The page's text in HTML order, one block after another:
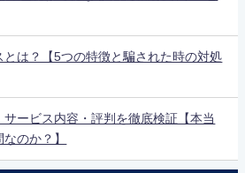
とは？【5つの特徴と騙された時の対処
ービス内容・評判を徹底検証【本当
のか？】